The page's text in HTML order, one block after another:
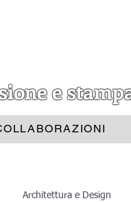
e
Architettura e Design